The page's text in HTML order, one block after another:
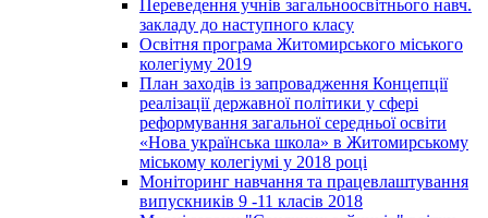
Переведення учнів загальноосвітнього навч.
закладу до наступного класу
Освітня програма Житомирського міського
колегіуму 2019
План заходів із запровадження Концепції
реалізації державної політики у сфері
реформування загальної середньої освіти
«Нова українська школа» в Житомирському
міському колегіумі у 2018 році
Моніторинг навчання та працевлаштування
випускників 9 -11 класів 2018